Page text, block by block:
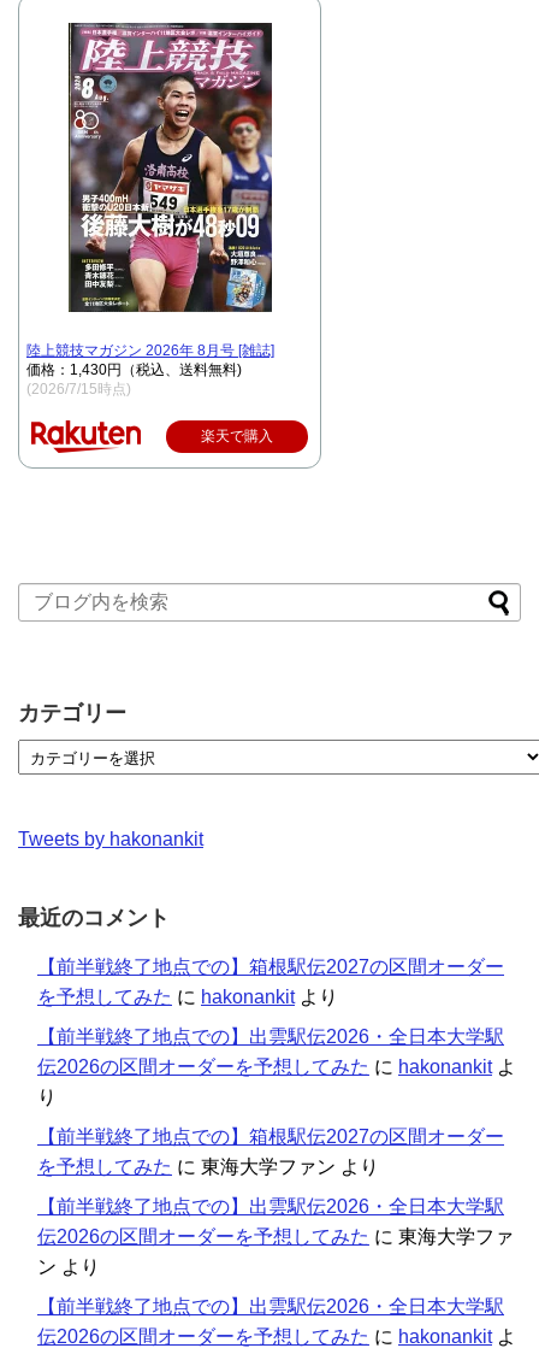
陸上競技マガジン 2026年 8月号 [雑誌]
価格：1,430円（税込、送料無料)
(2026/7/15時点)
楽天で購入
カテゴリー
Tweets by hakonankit
最近のコメント
【前半戦終了地点での】箱根駅伝2027の区間オーダー
を予想してみた に hakonankitより
【前半戦終了地点での】出雲駅伝2026・全日本大学駅
伝2026の区間オーダーを予想してみた に hakonankitよ
り
【前半戦終了地点での】箱根駅伝2027の区間オーダー
を予想してみた に 東海大学ファン より
【前半戦終了地点での】出雲駅伝2026・全日本大学駅
伝2026の区間オーダーを予想してみた に 東海大学ファ
ン より
【前半戦終了地点での】出雲駅伝2026・全日本大学駅
伝2026の区間オーダーを予想してみた に hakonankitよ